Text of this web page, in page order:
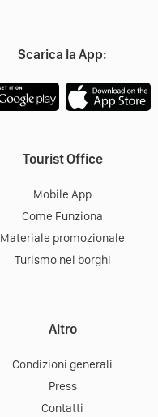
Scarica la App:
Tourist Office
Mobile App
Come Funziona
Materiale promozionale
Turismo nei borghi
Altro
Condizioni generali
Press
Contatti